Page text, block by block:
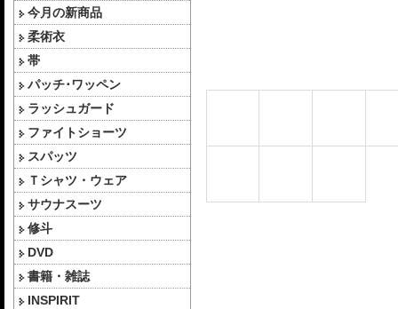
今月の新商品
柔術衣
帯
パッチ･ワッペン
ラッシュガード
ファイトショーツ
スパッツ
Ｔシャツ・ウェア
サウナスーツ
修斗
DVD
書籍・雑誌
INSPIRIT